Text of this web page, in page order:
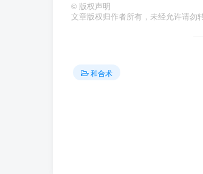
© 版权声明
文章版权归作者所有，未经允许请勿转
和合术